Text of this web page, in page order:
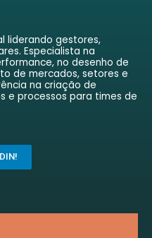
liderando gestores,
Especialista na
no desenho de
de mercados, setores e
na criação de
e processos para times de